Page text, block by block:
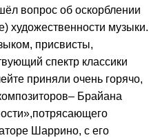
вопрос об оскорблении
художественности музыки.
присвисты,
спектр классики
приняли очень горячо,
Брайана
Шаррино, с его